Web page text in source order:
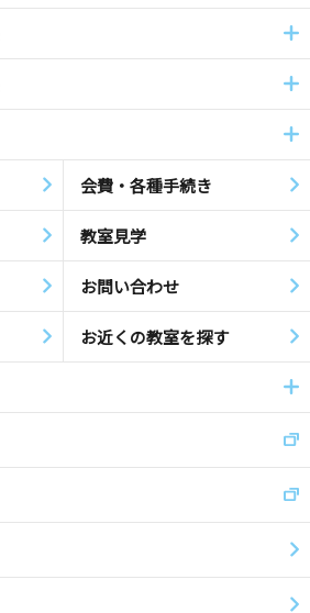
会費・各種手続き
教室見学
お問い合わせ
お近くの教室を探す